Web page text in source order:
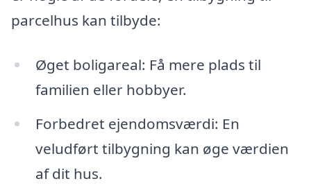
parcelhus kan tilbyde:
Øget boligareal: Få mere plads til
familien eller hobbyer.
Forbedret ejendomsværdi: En
veludført tilbygning kan øge værdien
af dit hus.